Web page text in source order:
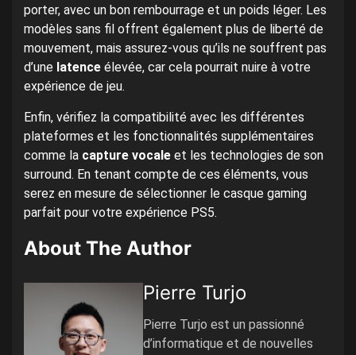
porter, avec un bon rembourrage et un poids léger. Les
modèles sans fil offrent également plus de liberté de
mouvement, mais assurez-vous qu’ils ne souffrent pas
d’une latence élevée, car cela pourrait nuire à votre
expérience de jeu.
Enfin, vérifiez la compatibilité avec les différentes
plateformes et les fonctionnalités supplémentaires
comme la capture vocale et les technologies de son
surround. En tenant compte de ces éléments, vous
serez en mesure de sélectionner le casque gaming
parfait pour votre expérience PS5.
About The Author
Pierre Turjo
Pierre Turjo est un passionné
d’informatique et de nouvelles